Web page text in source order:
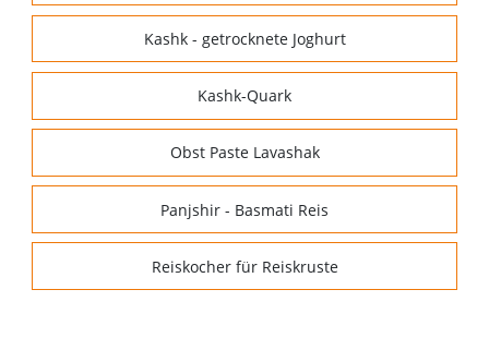
Kashk - getrocknete Joghurt
Kashk-Quark
Obst Paste Lavashak
Panjshir - Basmati Reis
Reiskocher für Reiskruste